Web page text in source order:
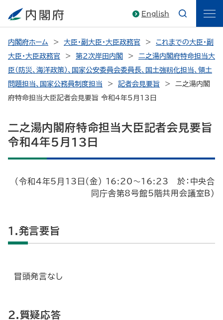
English
内閣府ホーム 大臣・副大臣・大臣政務官
これまでの大臣・副
大臣・大臣政務官
第2次岸田内閣
二之湯内閣府特命担当大
臣（防災、海洋政策）、国家公安委員会委員長、国土強靱化担当、領土
問題担当、国家公務員制度担当
記者会見要旨
二之湯内閣
府特命担当大臣記者会見要旨 令和4年5月13日
二之湯内閣府特命担当大臣記者会見要旨
令和4年5月13日
（令和4年5月13日（金） 16:20～16:23 於：中央合
同庁舎第8号館5階共用会議室B）
1.発言要旨
冒頭発言なし
2.質疑応答